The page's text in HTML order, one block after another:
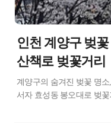
인천 계양구 벚
산책로 벚꽃거리
계양구의 숨겨진 벚꽃 명
서자 효성동 봉오대로 벚